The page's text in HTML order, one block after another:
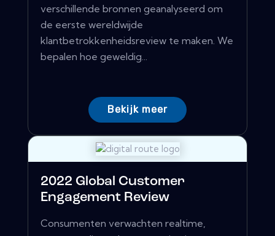
verschillende bronnen geanalyseerd om
de eerste wereldwijde
klantbetrokkenheidsreview te maken. We
bepalen hoe geweldig...
Bekijk meer
2022 Global Customer
Engagement Review
Consumenten verwachten realtime,